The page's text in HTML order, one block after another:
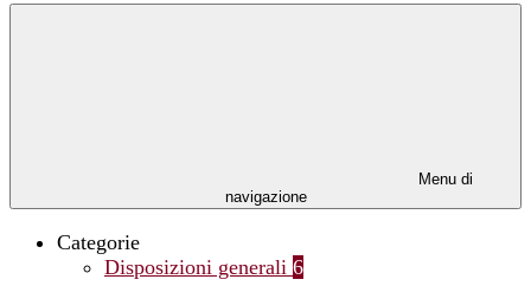
Menu di
navigazione
Categorie
Disposizioni generali 6